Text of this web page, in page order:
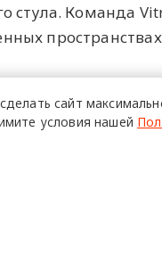
стула. Команда
сайт
условия нашей